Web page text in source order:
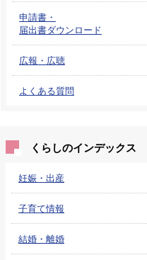
申請書・
届出書ダウンロード
広報・広聴
よくある質問
くらしのインデックス
妊娠・出産
子育て情報
結婚・離婚